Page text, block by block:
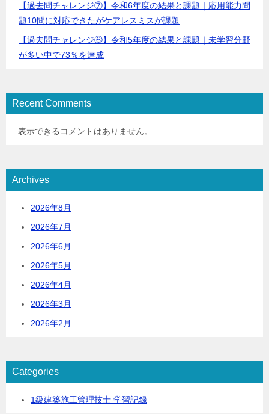
【過去問チャレンジ⑦】令和6年度の結果と課題｜応用能力問
題10問に対応できたがケアレスミスが課題
【過去問チャレンジ⑥】令和5年度の結果と課題｜未学習分野
が多い中で73％を達成
Recent Comments
表示できるコメントはありません。
Archives
2026年8月
2026年7月
2026年6月
2026年5月
2026年4月
2026年3月
2026年2月
Categories
1級建築施工管理技士 学習記録